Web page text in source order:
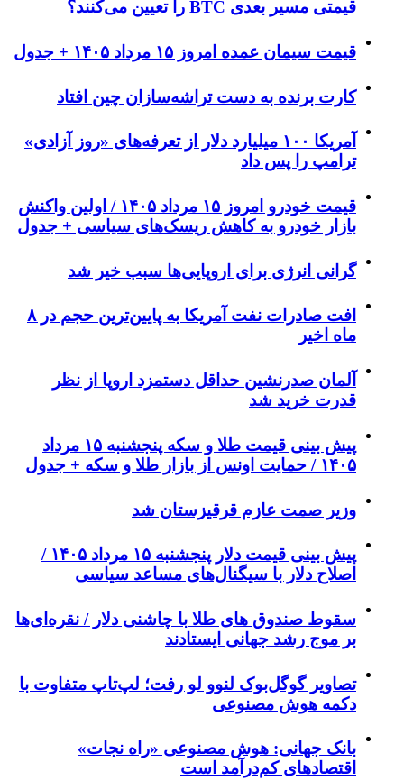
قیمتی مسیر بعدی BTC را تعیین می‌کنند؟
قیمت سیمان عمده امروز ۱۵ مرداد ۱۴۰۵ + جدول
کارت برنده به دست تراشه‌سازان چین افتاد
آمریکا ۱۰۰ میلیارد دلار از تعرفه‌های «روز آزادی»
ترامپ را پس داد
قیمت خودرو امروز ۱۵ مرداد ۱۴۰۵ / اولین واکنش
بازار خودرو به کاهش ریسک‌های سیاسی + جدول
گرانی انرژی برای اروپایی‌ها سبب خیر شد
افت صادرات نفت آمریکا به پایین‌ترین حجم در ۸
ماه اخیر
آلمان صدرنشین حداقل دستمزد اروپا از نظر
قدرت خرید شد
پیش‌ بینی قیمت طلا و سکه پنجشنبه ۱۵ مرداد
۱۴۰۵ / حمایت اونس از بازار طلا و سکه + جدول
وزیر صمت عازم قرقیزستان شد
پیش ‌بینی قیمت دلار پنجشنبه ۱۵ مرداد ۱۴۰۵ /
اصلاح دلار با سیگنال‌های مساعد سیاسی
سقوط صندوق های طلا با چاشنی دلار / نقره‌ای‌ها
بر موج رشد جهانی ایستادند
تصاویر گوگل‌بوک لنوو لو رفت؛ لپ‌تاپ متفاوت با
دکمه هوش مصنوعی
بانک جهانی: هوش مصنوعی «راه نجات»
اقتصادهای کم‌درآمد است